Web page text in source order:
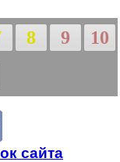
8 9
10
сайта